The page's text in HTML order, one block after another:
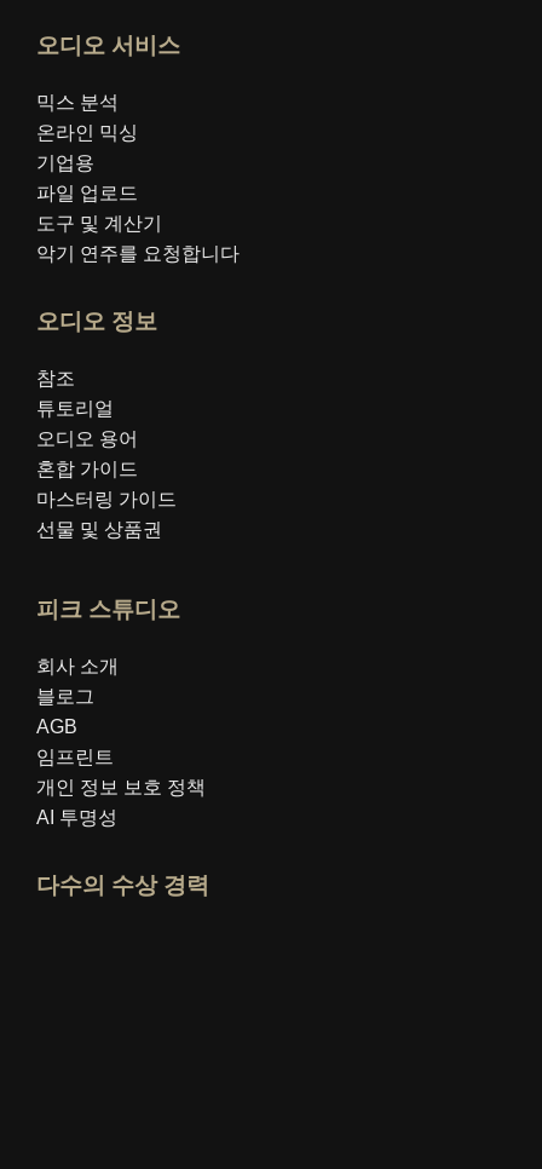
오디오 서비스
믹스 분석
온라인 믹싱
기업용
파일 업로드
도구 및 계산기
악기 연주를 요청합니다
오디오 정보
참조
튜토리얼
오디오 용어
혼합 가이드
마스터링 가이드
선물 및 상품권
피크 스튜디오
회사 소개
블로그
AGB
임프린트
개인 정보 보호 정책
AI 투명성
다수의 수상 경력